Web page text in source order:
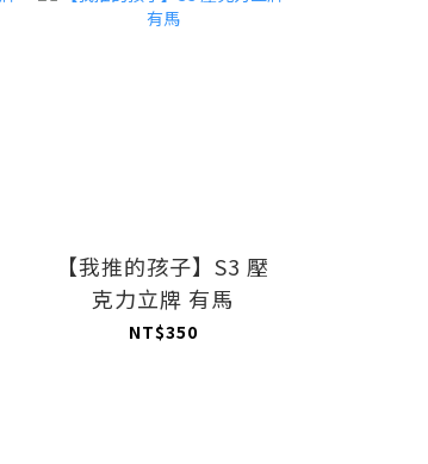
【我推的孩子】S3 壓
克力立牌 有馬
NT$350